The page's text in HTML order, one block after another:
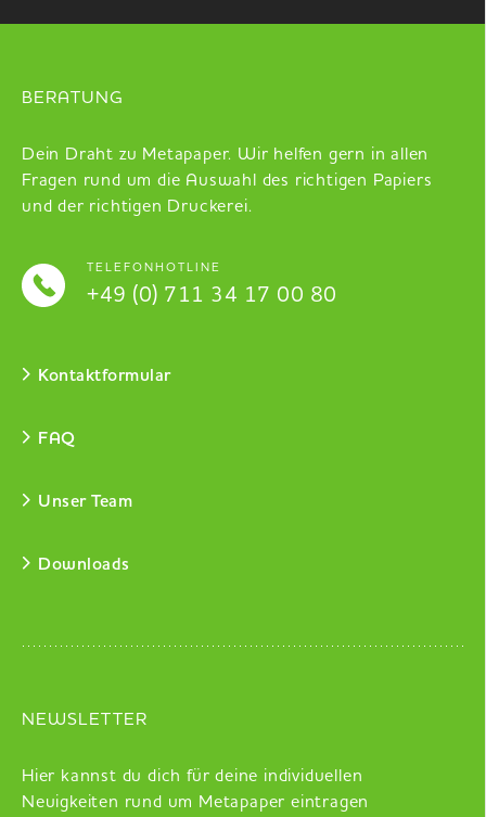
BERATUNG
Dein Draht zu Metapaper. Wir helfen gern in allen
Fragen rund um die Auswahl des richtigen Papiers
und der richtigen Druckerei.
TELEFONHOTLINE
+49 (0) 711 34 17 00 80
Kontaktformular
FAQ
Unser Team
Downloads
NEWSLETTER
Hier kannst du dich für deine individuellen
Neuigkeiten rund um Metapaper eintragen